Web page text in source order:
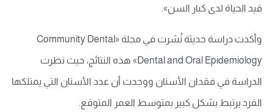
قيد الحياة لدى كبار السن».
وأكدت دراسة حديثة نُشرت في مجلة «Community Dental
Dental and Oral Epidemiology» هذه النتائج، حيث نظرت
الدراسة في فقدان الأسنان ووجدت أن عدد الأسنان التي يمتلكها
الفرد يرتبط بشكل كبير بمتوسط العمر المتوقع.